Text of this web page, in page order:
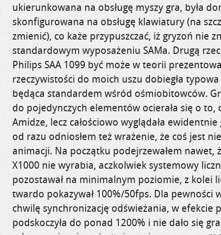
ukierunkowana na obsługę myszy gra, była
skonfigurowana na obsługę klawiatury (na
zmienić), co każe przypuszczać, iż gryzoń nie
standardowym wyposażeniu SAMa. Drugą
Philips SAA 1099 być może w teorii
rzeczywistości do moich uszu dobiegła
będąca standardem wśród ośmiobitowców.
do pojedynczych elementów ocierała się o to,
Amidze, lecz całościowo wyglądała
od razu odniosłem też wrażenie, że coś jest
animacji. Na początku podejrzewałem nawet,
X1000 nie wyrabia, aczkolwiek systemowy
pozostawał na minimalnym poziomie, z kolei
twardo pokazywał 100%/50fps. Dla pewności
chwilę synchronizację odświeżania, w efekcie
podskoczyła do ponad 1200% i nie dało się